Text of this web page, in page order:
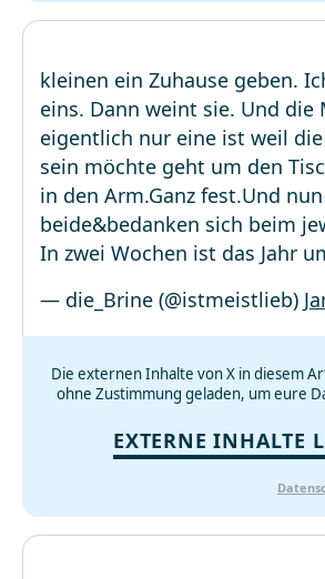
kleinen ein Zuhause geben.
eins. Dann weint sie. Und die
eigentlich nur eine ist weil
sein möchte geht um den
in den Arm.Ganz fest.Und
beide&bedanken sich beim
In zwei Wochen ist das Jahr
— die_Brine (@istmeistlieb)
Die externen Inhalte von X in diesem
ohne Zustimmung geladen, um eure
EXTERNE INHALTE